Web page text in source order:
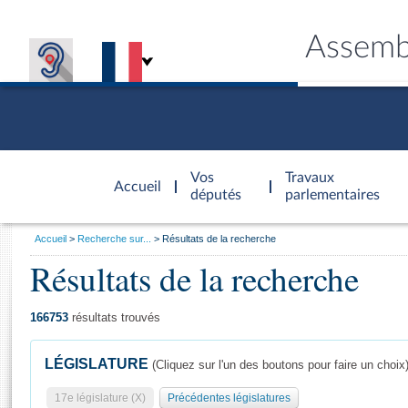
Accueil
d'accueil
Vos
députés
Travaux
parlementaires
Général
Vous
Accueil Recherche sur... Résultats de la recherche
Résultats de la recherche
166753 résultats trouvés
LÉGISLATURE (Cliquez sur l'un des boutons pour faire un choix)
17e législature (X) Précédentes législatures